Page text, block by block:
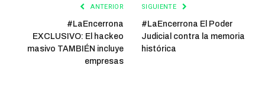
ANTERIOR
#LaEncerrona
EXCLUSIVO: El hackeo
masivo TAMBIÉN incluye
empresas
SIGUIENTE
#LaEncerrona El Poder
Judicial contra la memoria
histórica